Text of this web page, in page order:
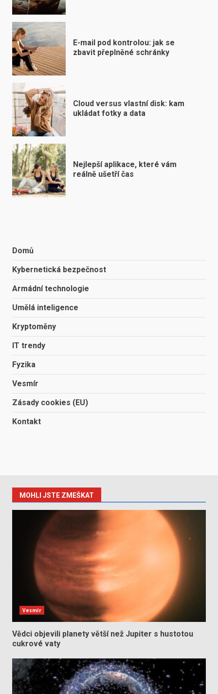
E-mail pod kontrolou: jak se
zbavit přeplněné schránky
Cloud versus vlastní disk: kam
ukládat fotky a data
Nejlepší aplikace, které vám
reálně ušetří čas
Domů
Kybernetická bezpečnost
Armádní technologie
Umělá inteligence
Kryptoměny
IT trendy
Fyzika
Vesmír
Zásady cookies (EU)
Kontakt
MOHLI JSTE ZMEŠKAT
Vesmír
Vědci objevili planety větší než Jupiter s hustotou
cukrové vaty